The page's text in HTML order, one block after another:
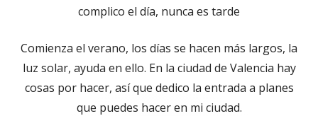
complico el día, nunca es tarde
Comienza el verano, los días se hacen más largos, la
luz solar, ayuda en ello. En la ciudad de Valencia hay
cosas por hacer, así que dedico la entrada a planes
que puedes hacer en mi ciudad.